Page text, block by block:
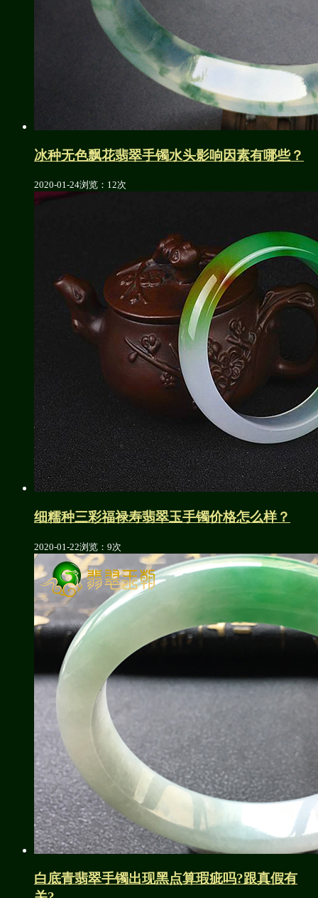
冰种无色飘花翡翠手镯水头影响因素有哪些？
2020-01-24浏览：12次
细糯种三彩福禄寿翡翠玉手镯价格怎么样？
2020-01-22浏览：9次
白底青翡翠手镯出现黑点算瑕疵吗?跟真假有